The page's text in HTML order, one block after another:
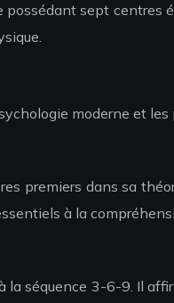
sept
moderne et
premiers dans sa
à la
séquence 3-6-9. Il